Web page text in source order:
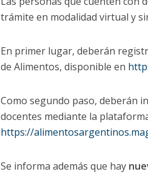
trámite en modalidad virtual y
En primer lugar, deberán
de Alimentos, disponible en
Como segundo paso, deberán
docentes mediante la
https://
Se informa además que hay